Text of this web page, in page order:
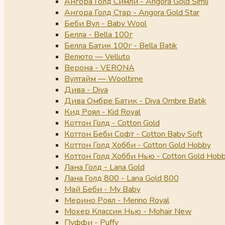
Ангора Голд Стар - Angora Gold Star
Беби Вул - Baby Wool
Белла - Bella 100г
Белла Батик 100г - Bella Batik
Велюто — Velluto
Верона - VERONA
Вултайм — Wooltime
Дива - Diva
Дива Омбре Батик - Diva Ombre Batik
Кид Роял - Kid Royal
Коттон Голд - Cotton Gold
Коттон Беби Софт - Cotton Baby Soft
Коттон Голд Хобби - Cotton Gold Hobby
Коттон Голд Хобби Нью - Cotton Gold
Лана Голд - Lana Gold
Лана Голд 800 - Lana Gold 800
Май Беби - My Baby
Мерино Роял - Merino Royal
Мохер Классик Нью - Mohair New
Пуффи - Puffy